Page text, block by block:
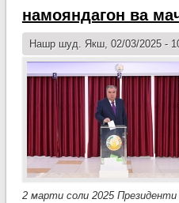
намояндагон ва
Нашр шуд. Якш, 02/03/2025 -
2 марти соли 2025